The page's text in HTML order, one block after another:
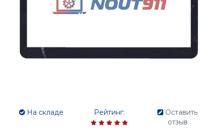
На складе Рейтинг:
Оставить
отзыв